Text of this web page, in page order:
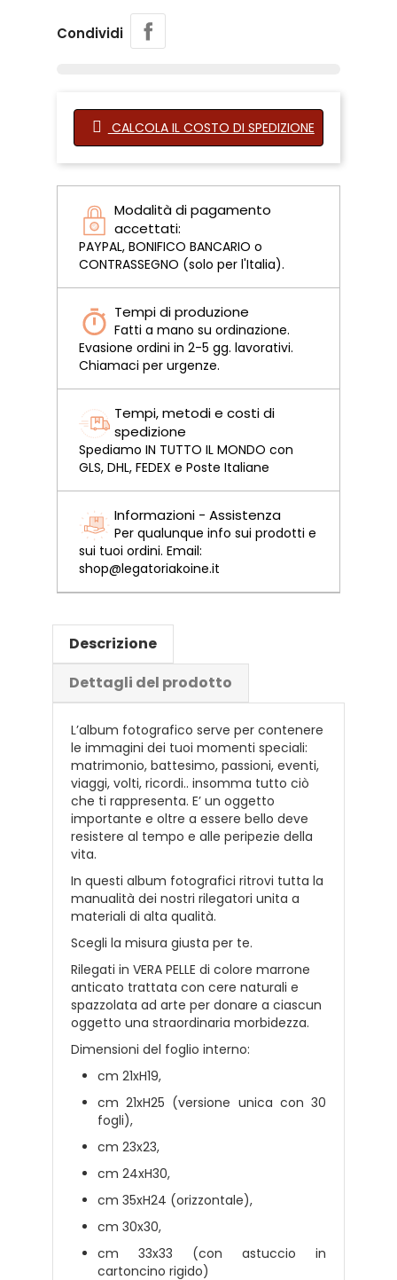
Condividi
CALCOLA IL COSTO DI SPEDIZIONE
Modalità di pagamento
accettati:
PAYPAL, BONIFICO BANCARIO o
CONTRASSEGNO (solo per l'Italia).
Tempi di produzione
Fatti a mano su ordinazione.
Evasione ordini in 2-5 gg. lavorativi.
Chiamaci per urgenze.
Tempi, metodi e costi di
spedizione
Spediamo IN TUTTO IL MONDO con
GLS, DHL, FEDEX e Poste Italiane
Informazioni - Assistenza
Per qualunque info sui prodotti e
sui tuoi ordini. Email:
shop@legatoriakoine.it
Descrizione
Dettagli del prodotto
L’album fotografico serve per contenere
le immagini dei tuoi momenti speciali:
matrimonio, battesimo, passioni, eventi,
viaggi, volti, ricordi.. insomma tutto ciò
che ti rappresenta. E’ un oggetto
importante e oltre a essere bello deve
resistere al tempo e alle peripezie della
vita.
In questi album fotografici ritrovi tutta la
manualità dei nostri rilegatori unita a
materiali di alta qualità.
Scegli la misura giusta per te.
Rilegati in VERA PELLE di colore marrone
anticato trattata con cere naturali e
spazzolata ad arte per donare a ciascun
oggetto una straordinaria morbidezza.
Dimensioni del foglio interno:
cm 21xH19,
cm 21xH25 (versione unica con 30
fogli),
cm 23x23,
cm 24xH30,
cm 35xH24 (orizzontale),
cm 30x30,
cm 33x33 (con astuccio in
cartoncino rigido)